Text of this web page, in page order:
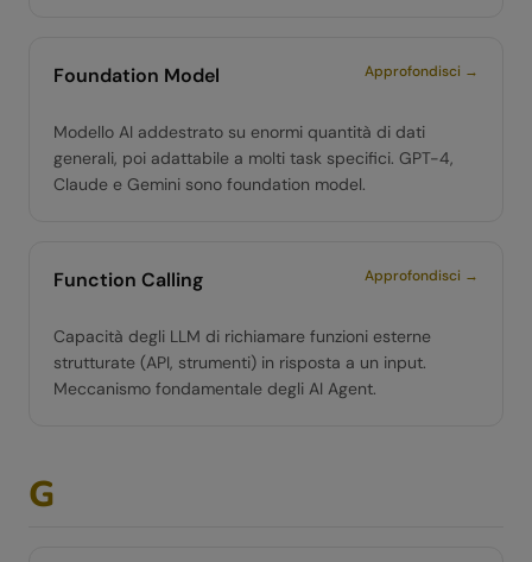
Foundation Model Approfondisci →
Modello AI addestrato su enormi quantità di dati
generali, poi adattabile a molti task specifici. GPT-4,
Claude e Gemini sono foundation model.
Function Calling Approfondisci →
Capacità degli LLM di richiamare funzioni esterne
strutturate (API, strumenti) in risposta a un input.
Meccanismo fondamentale degli AI Agent.
G